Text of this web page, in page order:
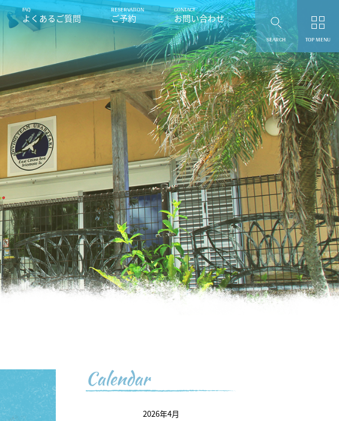
よくあるご質問 ご予約 お問い合わせ
SEARCH TOP MENU
Calendar
2026年4月